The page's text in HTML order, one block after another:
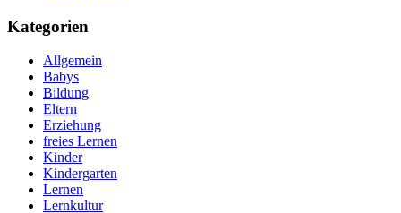
Kategorien
Allgemein
Babys
Bildung
Eltern
Erziehung
freies Lernen
Kinder
Kindergarten
Lernen
Lernkultur